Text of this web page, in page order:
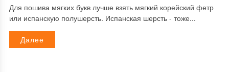
Для пошива мягких букв лучше взять мягкий корейский фетр
или испанскую полушерсть. Испанская шерсть - тоже...
Далее